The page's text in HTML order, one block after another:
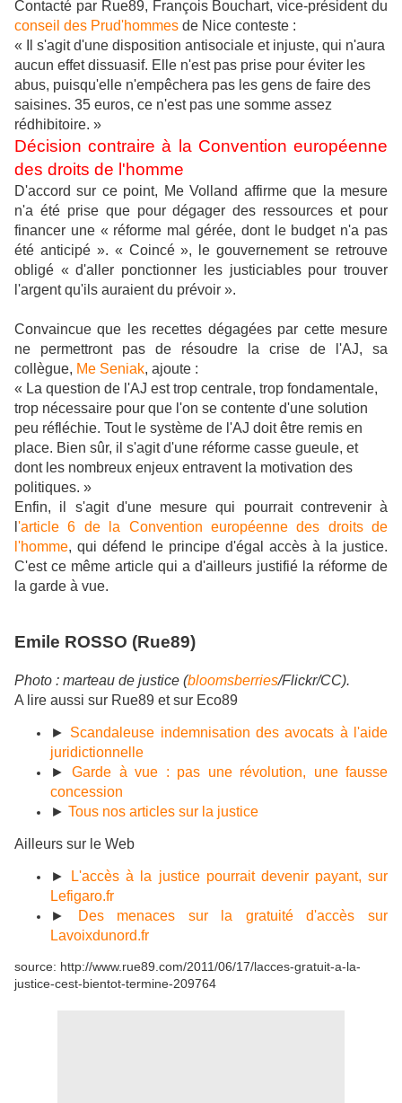
Contacté par Rue89, François Bouchart, vice-président du
conseil des Prud'hommes de Nice conteste :
« Il s'agit d'une disposition antisociale et injuste, qui n'aura
aucun effet dissuasif. Elle n'est pas prise pour éviter les
abus, puisqu'elle n'empêchera pas les gens de faire des
saisines. 35 euros, ce n'est pas une somme assez
rédhibitoire. »
Décision contraire à la Convention européenne
des droits de l'homme
D'accord sur ce point, Me Volland affirme que la mesure
n'a été prise que pour dégager des ressources et pour
financer une « réforme mal gérée, dont le budget n'a pas
été anticipé ». « Coincé », le gouvernement se retrouve
obligé « d'aller ponctionner les justiciables pour trouver
l'argent qu'ils auraient du prévoir ».
Convaincue que les recettes dégagées par cette mesure
ne permettront pas de résoudre la crise de l'AJ, sa
collègue, Me Seniak, ajoute :
« La question de l'AJ est trop centrale, trop fondamentale,
trop nécessaire pour que l'on se contente d'une solution
peu réfléchie. Tout le système de l'AJ doit être remis en
place. Bien sûr, il s'agit d'une réforme casse gueule, et
dont les nombreux enjeux entravent la motivation des
politiques. »
Enfin, il s'agit d'une mesure qui pourrait contrevenir à
'article 6 de la Convention européenne des droits de
l'homme, qui défend le principe d'égal accès à la justice.
C'est ce même article qui a d'ailleurs justifié la réforme de
la garde à vue.
Emile ROSSO (Rue89)
Photo : marteau de justice (bloomsberries/Flickr/CC).
A lire aussi sur Rue89 et sur Eco89
► Scandaleuse indemnisation des avocats à l'aide
juridictionnelle
►Garde à vue : pas une révolution, une fausse
concession
► Tous nos articles sur la justice
Ailleurs sur le Web
►
L'accès à la justice pourrait devenir payant, sur
Lefigaro.fr
►
Des menaces sur la gratuité d'accès sur
Lavoixdunord.fr
source: http://www.rue89.com/2011/06/17/lacces-gratuit-a-la-
justice-cest-bientot-termine-209764